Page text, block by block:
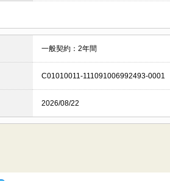
一般契約：2年間
C01010011-111091006992493-0001
2026/08/22